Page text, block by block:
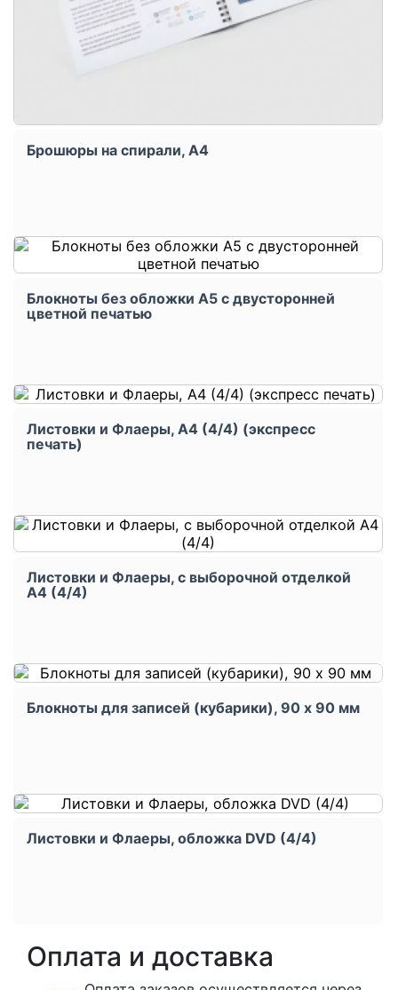
Брошюры на спирали, А4
Блокноты без обложки А5 с двусторонней
цветной печатью
Листовки и Флаеры, А4 (4/4) (экспресс
печать)
Листовки и Флаеры, с выборочной отделкой
А4 (4/4)
Блокноты для записей (кубарики), 90 x 90 мм
Листовки и Флаеры, обложка DVD (4/4)
Оплата и доставка